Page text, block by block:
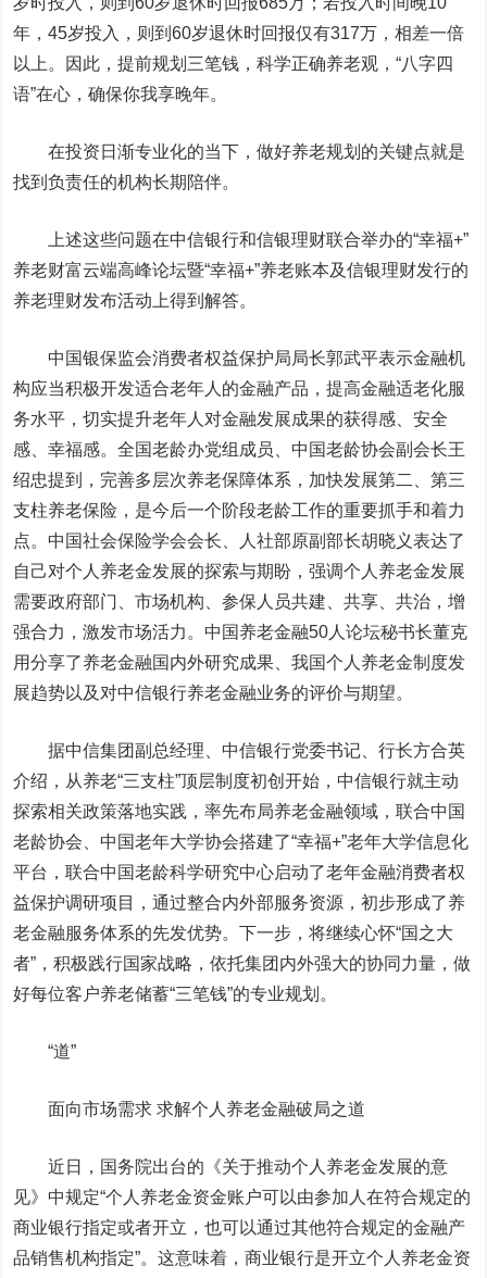
年，45岁投入，则到60岁退休时回报仅有317万，相差一倍
以上。因此，提前规划三笔钱，科学正确养老观，“八字四
语”在心，确保你我享晚年。
在投资日渐专业化的当下，做好养老规划的关键点就是
找到负责任的机构长期陪伴。
上述这些问题在中信银行和信银理财联合举办的“幸福+”
养老财富云端高峰论坛暨“幸福+”养老账本及信银理财发行的
养老理财发布活动上得到解答。
中国银保监会消费者权益保护局局长郭武平表示金融机
构应当积极开发适合老年人的金融产品，提高金融适老化服
务水平，切实提升老年人对金融发展成果的获得感、安全
感、幸福感。全国老龄办党组成员、中国老龄协会副会长王
绍忠提到，完善多层次养老保障体系，加快发展第二、第三
支柱养老保险，是今后一个阶段老龄工作的重要抓手和着力
点。中国社会保险学会会长、人社部原副部长胡晓义表达了
自己对个人养老金发展的探索与期盼，强调个人养老金发展
需要政府部门、市场机构、参保人员共建、共享、共治，增
强合力，激发市场活力。中国养老金融50人论坛秘书长董克
用分享了养老金融国内外研究成果、我国个人养老金制度发
展趋势以及对中信银行养老金融业务的评价与期望。
据中信集团副总经理、中信银行党委书记、行长方合英
介绍，从养老“三支柱”顶层制度初创开始，中信银行就主动
探索相关政策落地实践，率先布局养老金融领域，联合中国
老龄协会、中国老年大学协会搭建了“幸福+”老年大学信息化
平台，联合中国老龄科学研究中心启动了老年金融消费者权
益保护调研项目，通过整合内外部服务资源，初步形成了养
老金融服务体系的先发优势。下一步，将继续心怀“国之大
者”，积极践行国家战略，依托集团内外强大的协同力量，做
好每位客户养老储蓄“三笔钱”的专业规划。
“道”
面向市场需求 求解个人养老金融破局之道
近日，国务院出台的《关于推动个人养老金发展的意
见》中规定“个人养老金资金账户可以由参加人在符合规定的
商业银行指定或者开立，也可以通过其他符合规定的金融产
品销售机构指定”。这意味着，商业银行是开立个人养老金资